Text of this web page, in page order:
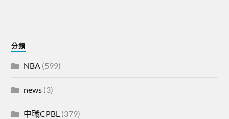
分類
NBA (599)
news (3)
中職CPBL (379)